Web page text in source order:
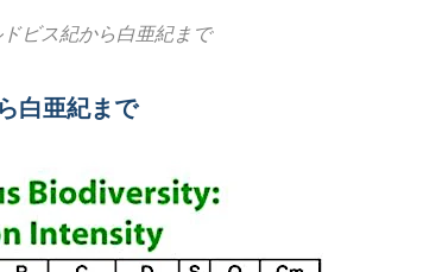
ビス紀から白亜紀まで
白亜紀まで